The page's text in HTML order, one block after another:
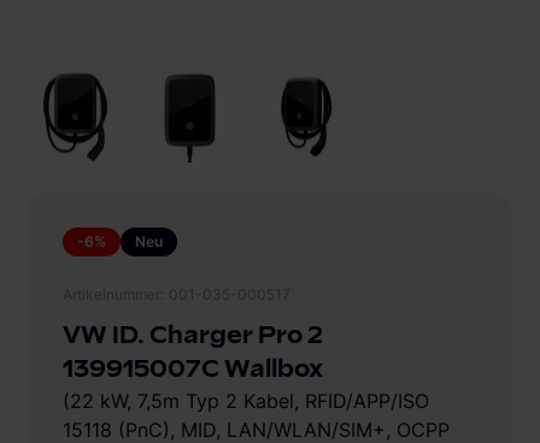
-6% Neu
VW ID. Charger Pro 2
139915007C Wallbox
(22 kW, 7,5m Typ 2 Kabel, RFID/APP/ISO
15118 (PnC), MID, LAN/WLAN/SIM+, OCPP